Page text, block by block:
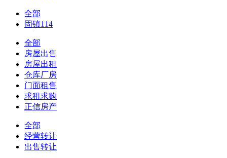
全部
固镇114
全部
房屋出售
房屋出租
仓库厂房
门面租售
求租求购
正信房产
全部
经营转让
出售转让